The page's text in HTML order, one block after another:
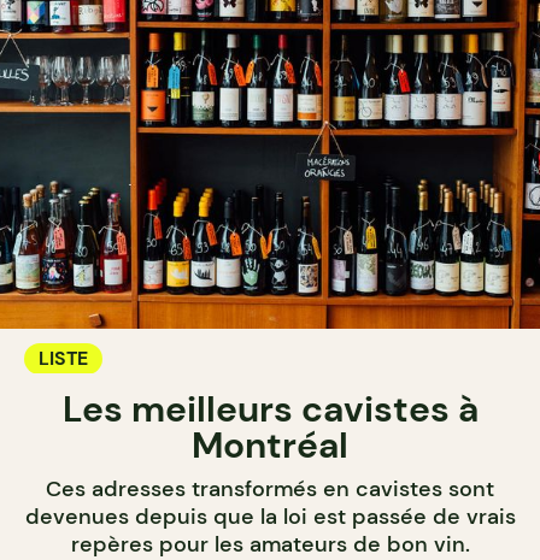
LISTE
Les meilleurs cavistes à
Montréal
Ces adresses transformés en cavistes sont
devenues depuis que la loi est passée de vrais
repères pour les amateurs de bon vin.